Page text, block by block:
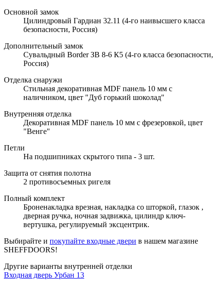
Основной замок
Цилиндровый Гардиан 32.11 (4-го наивысшего класса
безопасности, Россия)
Дополнительный замок
Сувальдный Border ЗВ 8-6 К5 (4-го класса безопасности,
Россия)
Отделка снаружи
Стильная декоративная MDF панель 10 мм с
наличником, цвет "Дуб горький шоколад"
Внутренняя отделка
Декоративная MDF панель 10 мм с фрезеровкой, цвет
"Венге"
Петли
На подшипниках скрытого типа - 3 шт.
Защита от снятия полотна
2 противосъемных ригеля
Полный комплект
Броненакладка врезная, накладка со шторкой, глазок ,
дверная ручка, ночная задвижка, цилиндр ключ-
вертушка, регулируемый эксцентрик.
Выбирайте и покупайте входные двери в нашем магазине
SHEFFDOORS!
Другие варианты внутренней отделки
Входная дверь Урбан 13